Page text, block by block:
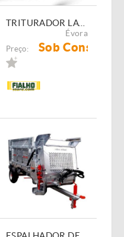
TRITURADOR LATERAL JOPER SÉRIE DESCENTAVEL
Évora
Preço: Sob Consulta